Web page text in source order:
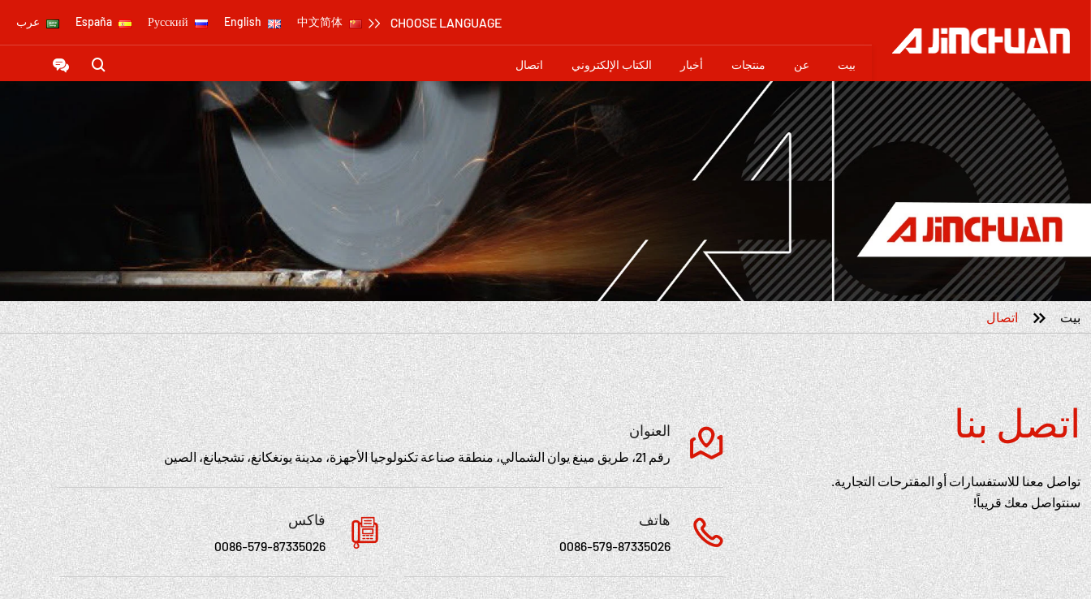
CHOOSE LANGUAGE
中文简体
English
Русский
España عرب
بيت عن منتجات أخبار الكتاب الإلكتروني اتصال 

بيت  اتصال
اتصل بنا
تواصل معنا للاستفسارات أو المقترحات التجارية.
سنتواصل معك قريباً!
العنوان
رقم 21، طريق مينغ يوان الشمالي، منطقة صناعة تكنولوجيا الأجهزة، مدينة يونغكانغ، تشجيانغ، الصين
هاتف
0086-579-87335026
فاكس
0086-579-87335026